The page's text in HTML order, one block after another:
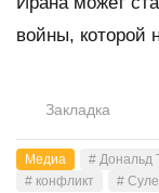
войны, которой
Закладка
Медиа # Дональд
# конфликт
#